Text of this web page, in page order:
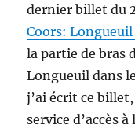
dernier billet du
Coors:
la partie de bras
Longueuil dans
j’ai écrit ce
service d’accès